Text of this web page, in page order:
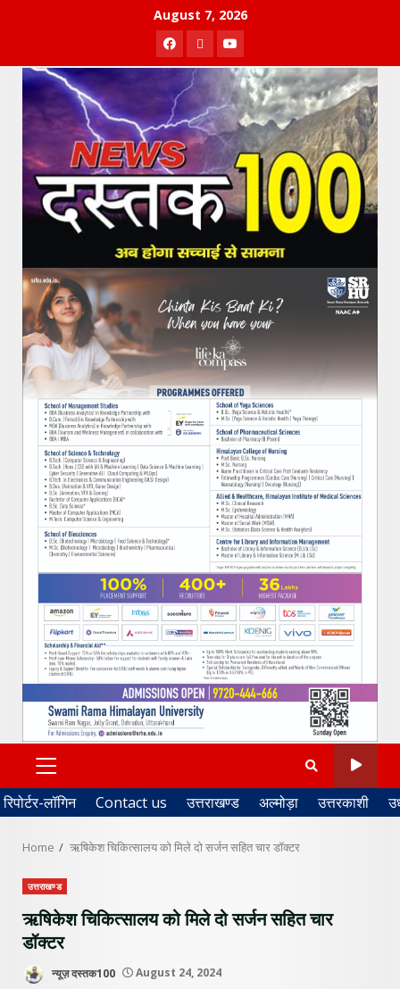
August 7, 2026
Facebook
TwitterYoutube
PRIMARY
MENU
रिपोर्टर-लॉगिन Contact us उत्तराखण्ड अल्मोड़ा उत्तरकाशी
Home ऋषिकेश चिकित्सालय को मिले दो सर्जन सहित चार डॉक्टर
उत्तराखण्ड
ऋषिकेश चिकित्सालय को मिले दो सर्जन सहित चार
डॉक्टर
न्यूज़ दस्तक100 August 24, 2024